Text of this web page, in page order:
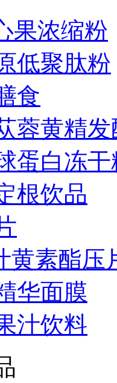
果浓缩粉
低聚肽粉
食
蓉黄精发
蛋白冻干
根饮品
黄素酯压
华面膜
汁饮料